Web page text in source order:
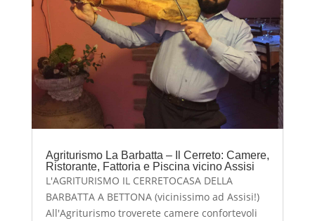
Agriturismo La Barbatta – Il Cerreto: Camere,
Ristorante, Fattoria e Piscina vicino Assisi
L'AGRITURISMO IL CERRETOCASA DELLA
BARBATTA A BETTONA (vicinissimo ad Assisi!)
All'Agriturismo troverete camere confortevoli